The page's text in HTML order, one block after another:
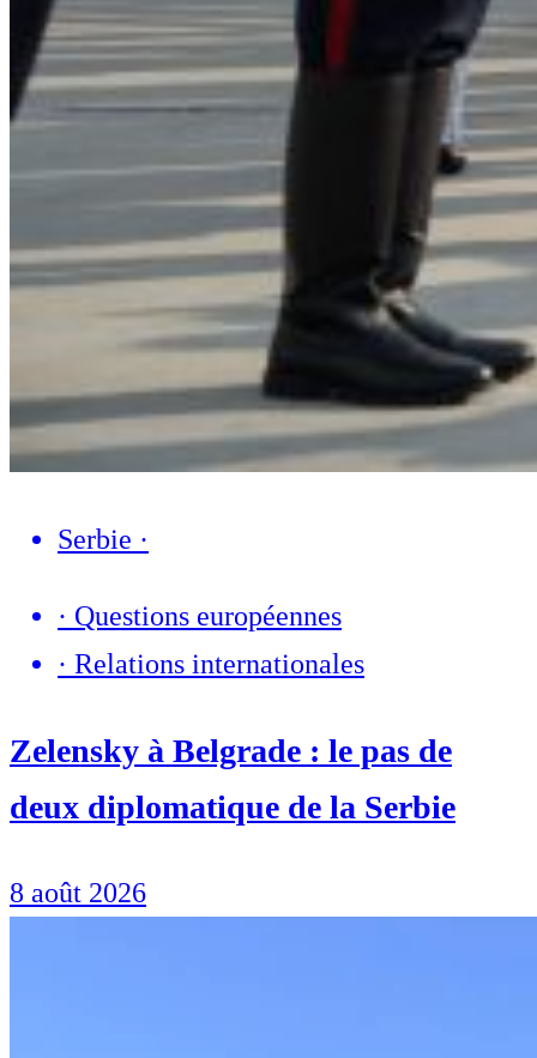
Serbie ·
· Questions européennes
· Relations internationales
Zelensky à Belgrade : le pas de
deux diplomatique de la Serbie
8 août 2026